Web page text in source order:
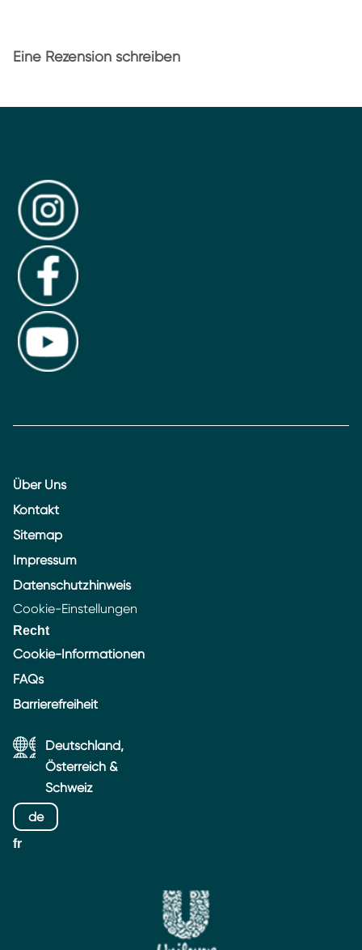
Eine Rezension schreiben
Über Uns
Kontakt
Sitemap
Impressum
Datenschutzhinweis
Cookie-Einstellungen
Recht
Cookie-Informationen
FAQs
Barrierefreiheit
Deutschland,
Österreich &
Schweiz
de
fr